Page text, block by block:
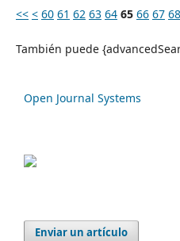
<< < 60 61 62 63 64 65 66 67 68
También puede
Open Journal Systems
Enviar un artículo